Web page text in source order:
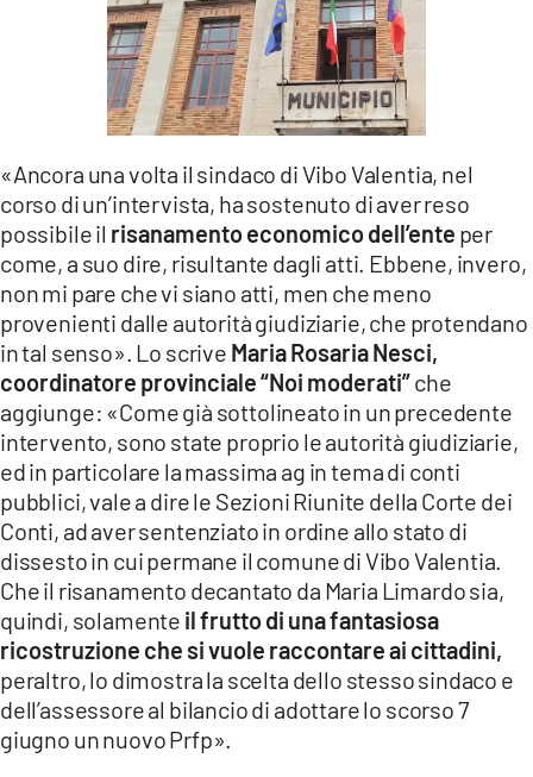
LACONAIR.IT
LACITYMAG.IT
ILREGGINO.IT
COSENZACHANNEL.IT
ILVIBONESE.IT
CATANZAROCHANNEL.IT
LACAPITALENEWS.IT
App
ANDROID
APPLE
«Ancora una volta il sindaco di Vibo Valentia, nel
corso di un’intervista, ha sostenuto di aver reso
possibile il risanamento economico dell’ente per
come, a suo dire, risultante dagli atti. Ebbene, invero,
non mi pare che vi siano atti, men che meno
provenienti dalle autorità giudiziarie, che protendano
in tal senso». Lo scrive Maria Rosaria Nesci,
coordinatore provinciale “Noi moderati”che
aggiunge: «Come già sottolineato in un precedente
intervento, sono state proprio le autorità giudiziarie,
ed in particolare la massima ag in tema di conti
pubblici, vale a dire le Sezioni Riunite della Corte dei
Conti, ad aver sentenziato in ordine allo stato di
dissesto in cui permane il comune di Vibo Valentia.
Che il risanamento decantato da Maria Limardo sia,
quindi, solamente il frutto di una fantasiosa
ricostruzione che si vuole raccontare ai cittadini,
peraltro, lo dimostra la scelta dello stesso sindaco e
dell’assessore al bilancio di adottare lo scorso 7
giugno un nuovo Prfp».